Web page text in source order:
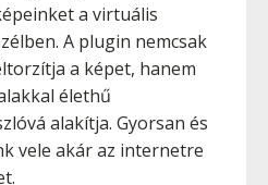
a virtuális
A plugin nemcsak
a képet, hanem
élethű
alakítja. Gyorsan és
vele akár az internetre